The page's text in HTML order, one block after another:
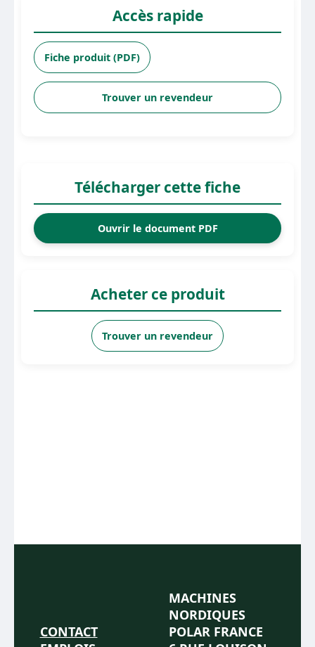
Accès rapide
Fiche produit (PDF)
Trouver un revendeur
Télécharger cette fiche
Ouvrir le document PDF
Acheter ce produit
Trouver un revendeur
CONTACT
MACHINES
NORDIQUES
POLAR FRANCE